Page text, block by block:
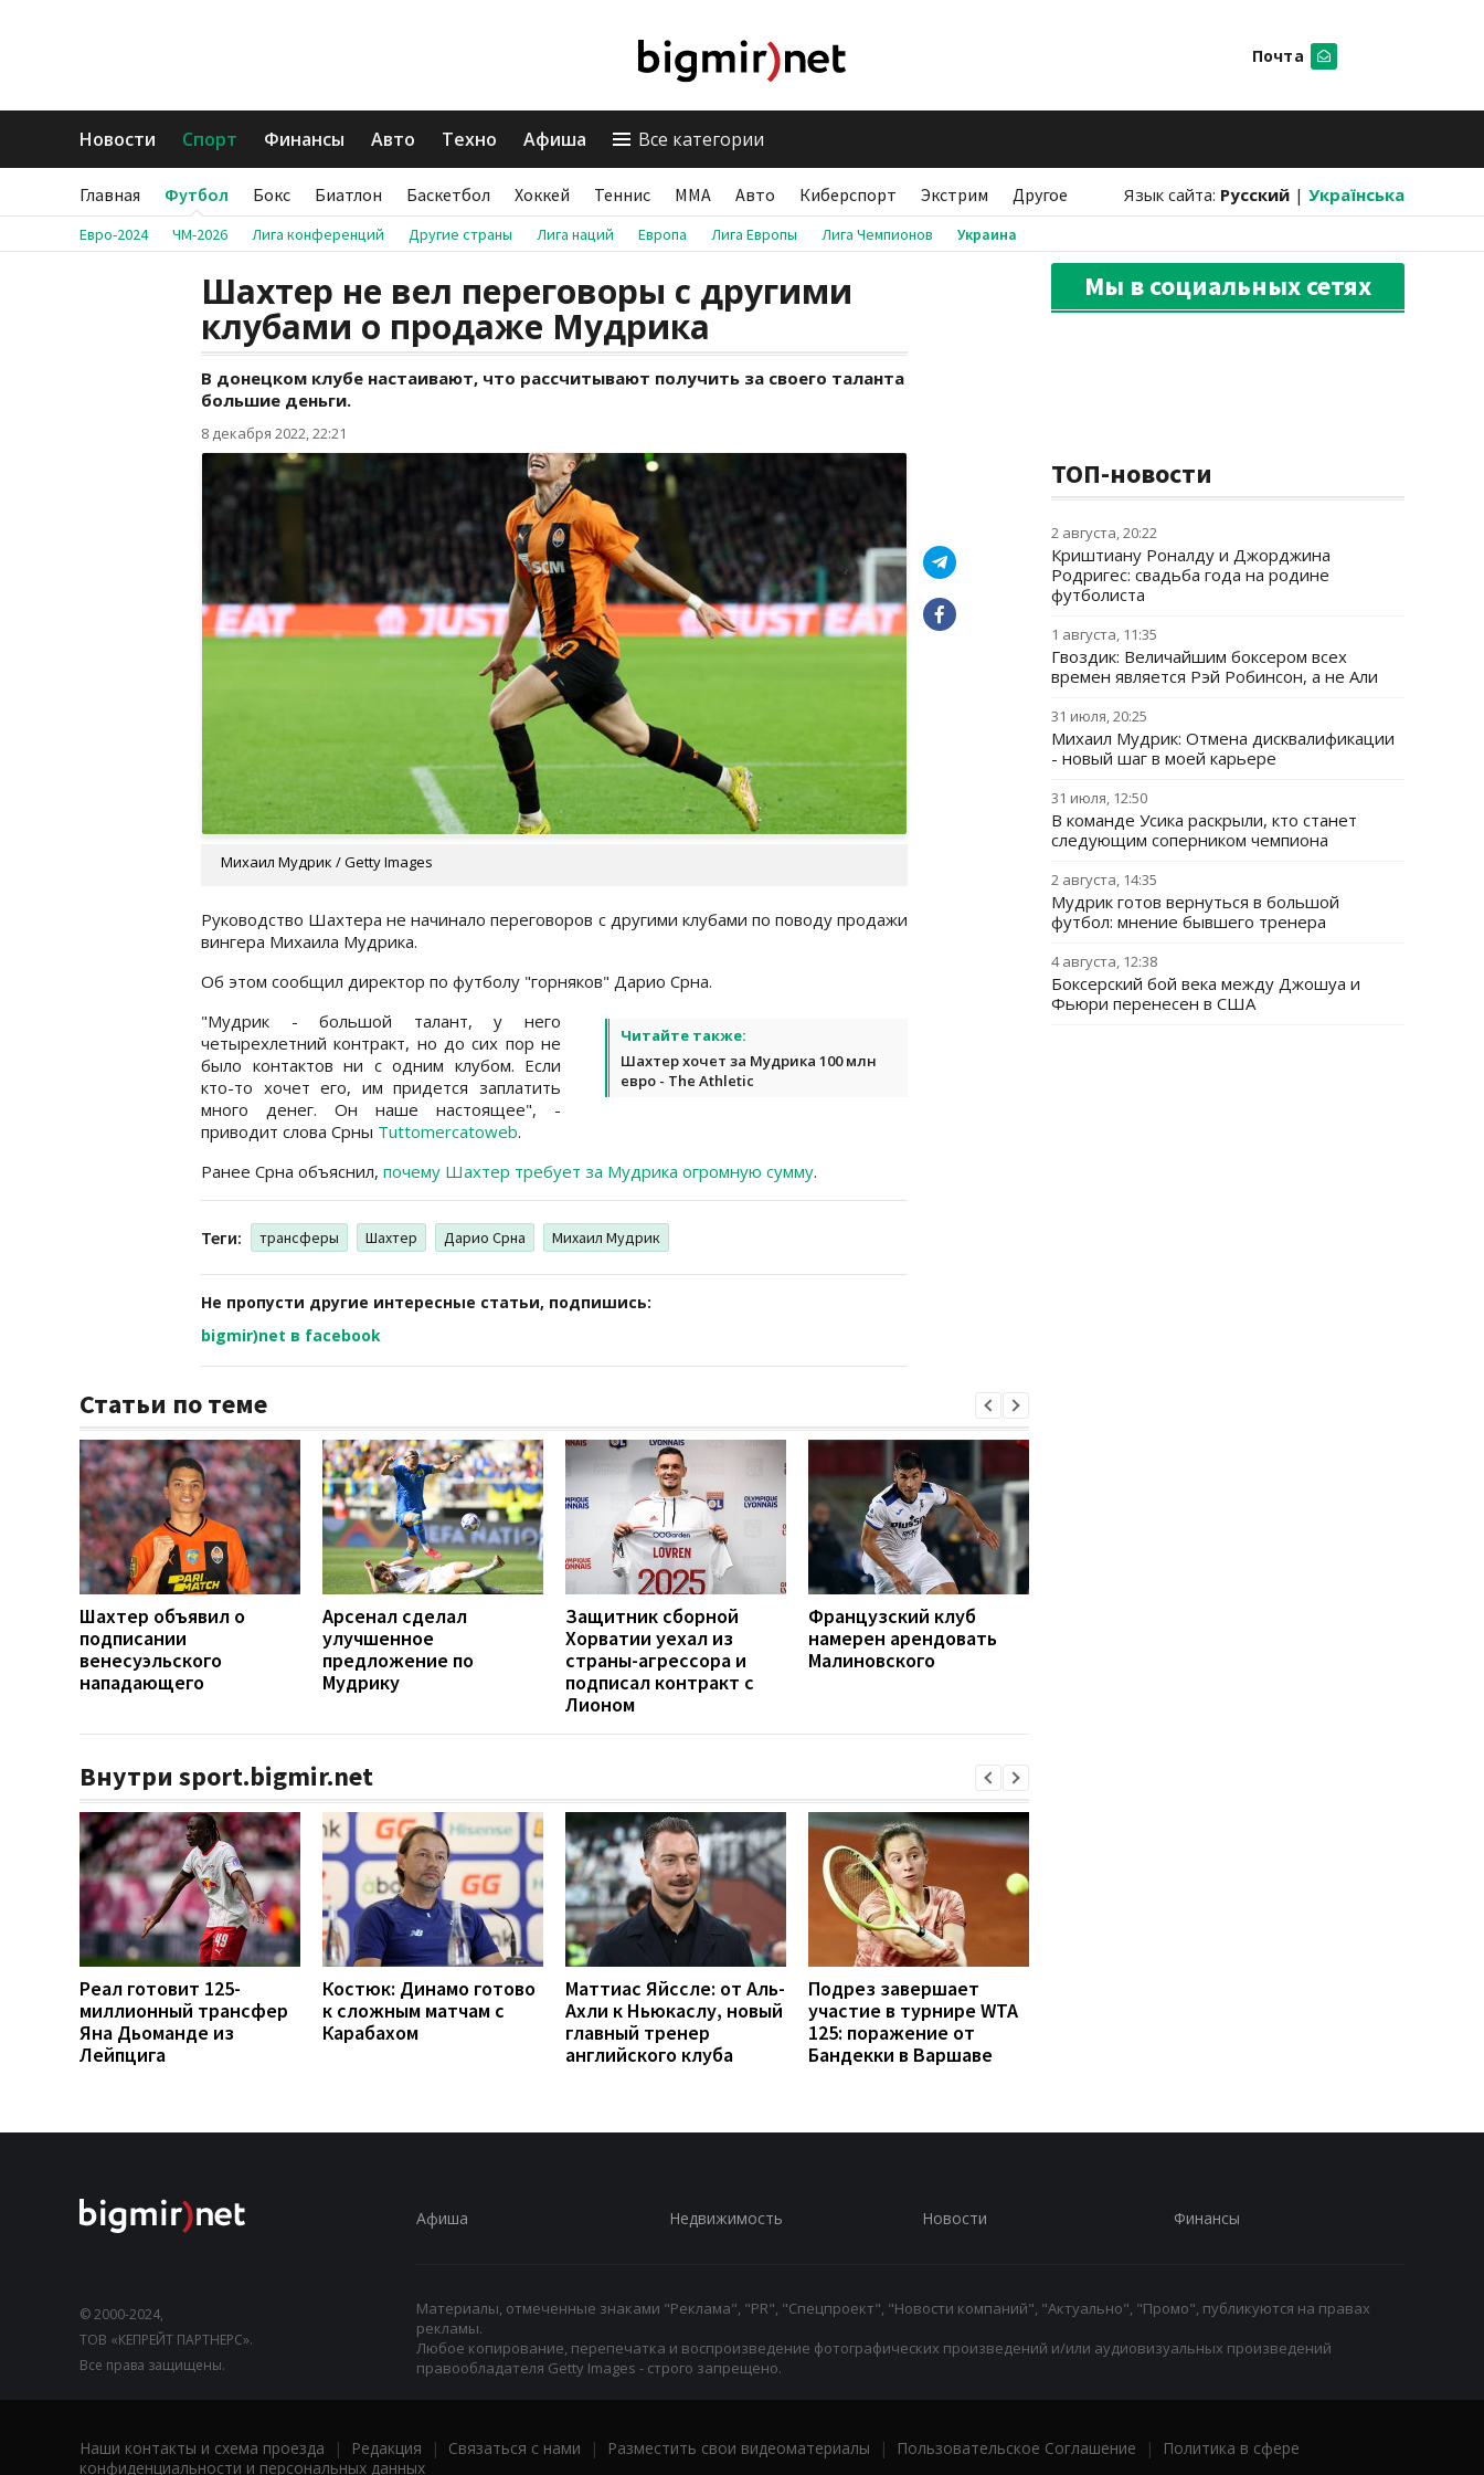
Почта
Новости Спорт Финансы Авто Техно Афиша Все категории
Главная Футбол Бокс Биатлон Баскетбол Хоккей Теннис ММА Авто Киберспорт Экстрим Другое Язык сайта: Русский | Українська
Евро-2024 ЧМ-2026 Лига конференций Другие страны Лига наций Европа Лига Европы Лига Чемпионов Украина
Шахтер не вел переговоры с другими
клубами о продаже Мудрика
В донецком клубе настаивают, что рассчитывают получить за своего таланта
большие деньги.
8 декабря 2022, 22:21
Михаил Мудрик / Getty Images
Руководство Шахтера не начинало переговоров с другими клубами по поводу продажи
вингера Михаила Мудрика.
Об этом сообщил директор по футболу "горняков" Дарио Срна.
Читайте также:
Шахтер хочет за Мудрика 100 млн
евро - The Athletic
"Мудрик - большой талант, у него
четырехлетний контракт, но до сих пор не
было контактов ни с одним клубом. Если
кто-то хочет его, им придется заплатить
много денег. Он наше настоящее", -
приводит слова Срны Tuttomercatoweb.
Ранее Срна объяснил, почему Шахтер требует за Мудрика огромную сумму.
Теги: трансферы Шахтер Дарио Срна Михаил Мудрик
Не пропусти другие интересные статьи, подпишись:
bigmir)net в facebook
Статьи по теме
Шахтер объявил о
подписании
венесуэльского
нападающего
Арсенал сделал
улучшенное
предложение по
Мудрику
Защитник сборной
Хорватии уехал из
страны-агрессора и
подписал контракт с
Лионом
Французский клуб
намерен арендовать
Малиновского
Внутри sport.bigmir.net
Реал готовит 125-
миллионный трансфер
Яна Дьоманде из
Лейпцига
Костюк: Динамо готово
к сложным матчам с
Карабахом
Маттиас Яйссле: от Аль-
Ахли к Ньюкаслу, новый
главный тренер
английского клуба
Подрез завершает
участие в турнире WTA
125: поражение от
Бандекки в Варшаве
Мы в социальных сетях
ТОП-новости
2 августа, 20:22
Криштиану Роналду и Джорджина
Родригес: свадьба года на родине
футболиста
1 августа, 11:35
Гвоздик: Величайшим боксером всех
времен является Рэй Робинсон, а не Али
31 июля, 20:25
Михаил Мудрик: Отмена дисквалификации
- новый шаг в моей карьере
31 июля, 12:50
В команде Усика раскрыли, кто станет
следующим соперником чемпиона
2 августа, 14:35
Мудрик готов вернуться в большой
футбол: мнение бывшего тренера
4 августа, 12:38
Боксерский бой века между Джошуа и
Фьюри перенесен в США
© 2000-2024,
ТОВ «КЕПРЕЙТ ПАРТНЕРС».
Все права защищены.
Афиша Недвижимость Новости Финансы
Материалы, отмеченные знаками "Реклама", "PR", "Спецпроект", "Новости компаний", "Актуально", "Промо", публикуются на правах
рекламы.
Любое копирование, перепечатка и воспроизведение фотографических произведений и/или аудиовизуальных произведений
правообладателя Getty Images - строго запрещено.
Наши контакты и схема проезда | Редакция | Связаться с нами | Разместить свои видеоматериалы | Пользовательское Соглашение |
Политика в сфере
конфиденциальности и персональных данных